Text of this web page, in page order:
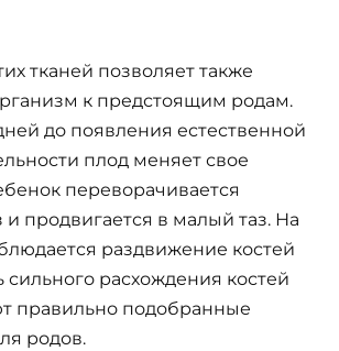
тканей позволяет также
к предстоящим родам.
до появления естественной
плод меняет свое
переворачивается
и продвигается в малый таз. На
раздвижение костей
сильного расхождения костей
правильно подобранные
родов.